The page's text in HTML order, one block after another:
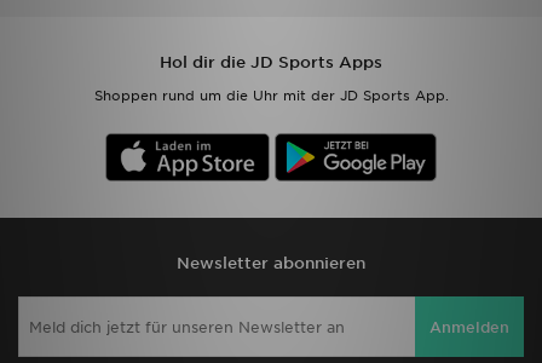
Hol dir die JD Sports Apps
Shoppen rund um die Uhr mit der JD Sports App.
Newsletter abonnieren
Anmelden